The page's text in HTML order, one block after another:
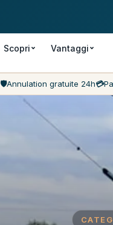
Scopri Vantaggi
🛡️Annulation gratuite 24h💳